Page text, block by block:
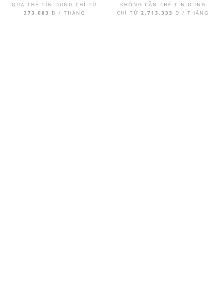
QUA THẺ TÍN DỤNG CHỈ TỪ
373.083 Đ / THÁNG
KHÔNG CẦN THẺ TÍN DỤNG
CHỈ TỪ 2.713.333 Đ / THÁNG